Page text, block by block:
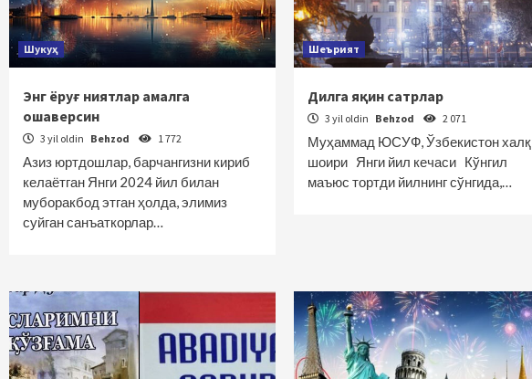
Шукуҳ
Энг ёруғ ниятлар амалга
ошаверсин
3 yil oldin Behzod 1 772
Азиз юртдошлар, барчангизни кириб
келаётган Янги 2024 йил билан
муборакбод этган ҳолда, элимиз
суйган санъаткорлар…
Шеърият
Дилга яқин сатрлар
3 yil oldin Behzod 2 071
Муҳаммад ЮСУФ, Ўзбекистон халқ
шоири Янги йил кечаси Кўнгил
маъюс тортди йилнинг сўнгида,…